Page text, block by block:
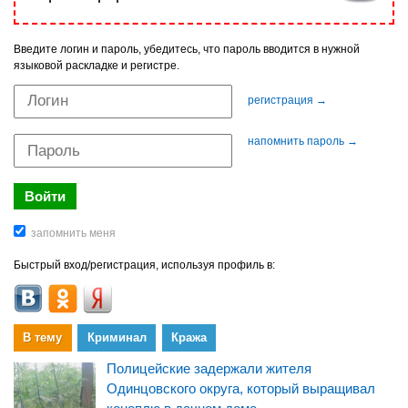
Введите логин и пароль, убедитесь, что пароль вводится в нужной
языковой раскладке и регистре.
регистрация →
напомнить пароль →
Быстрый вход/регистрация, используя профиль в:
В тему Криминал Кража
Полицейские задержали жителя
Одинцовского округа, который выращивал